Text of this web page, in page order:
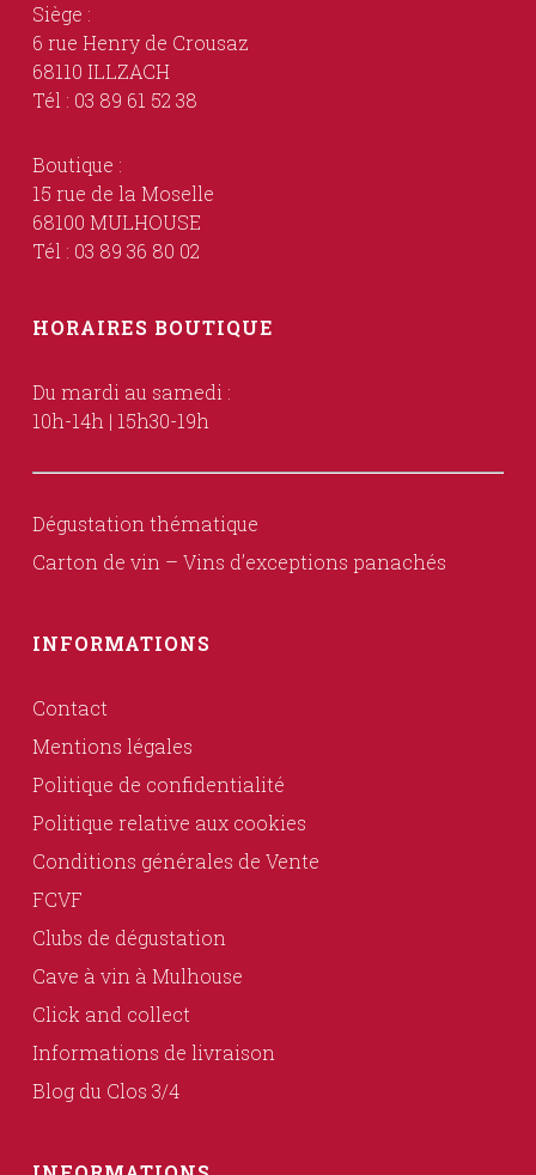
Siège :
6 rue Henry de Crousaz
68110 ILLZACH
Tél : 03 89 61 52 38
Boutique :
15 rue de la Moselle
68100 MULHOUSE
Tél : 03 89 36 80 02
HORAIRES BOUTIQUE
Du mardi au samedi :
10h-14h | 15h30-19h
Dégustation thématique
Carton de vin – Vins d’exceptions panachés
INFORMATIONS
Contact
Mentions légales
Politique de confidentialité
Politique relative aux cookies
Conditions générales de Vente
FCVF
Clubs de dégustation
Cave à vin à Mulhouse
Click and collect
Informations de livraison
Blog du Clos 3/4